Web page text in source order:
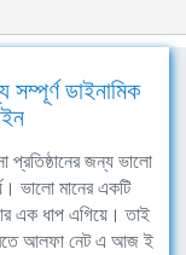
ডাইনামিক
প্রতিষ্ঠানের জন্য ভালো
ভালো মানের একটি
এক ধাপ এগিয়ে। তাই
আলফা নেট এ আজ ই